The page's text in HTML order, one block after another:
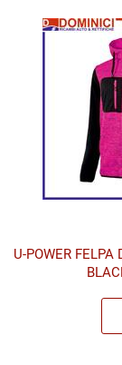
U-POWER FELPA